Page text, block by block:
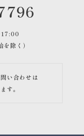
17:00
除く）
い合わせは
す。